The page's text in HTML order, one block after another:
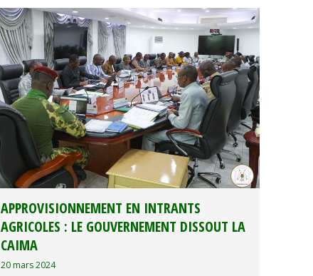
APPROVISIONNEMENT EN INTRANTS
AGRICOLES : LE GOUVERNEMENT DISSOUT LA
CAIMA
20 mars 2024